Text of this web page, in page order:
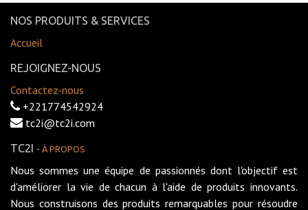
NOS PRODUITS & SERVICES
Accueil
REJOIGNEZ-NOUS
Contactez-nous
+221774542924
tc2i@tc2i.com
TC2I - À PROPOS
Nous sommes une équipe de passionnés dont l'objectif est
d'améliorer la vie de chacun à l'aide de produits innovants.
Nous construisons des produits remarquables pour résoudre